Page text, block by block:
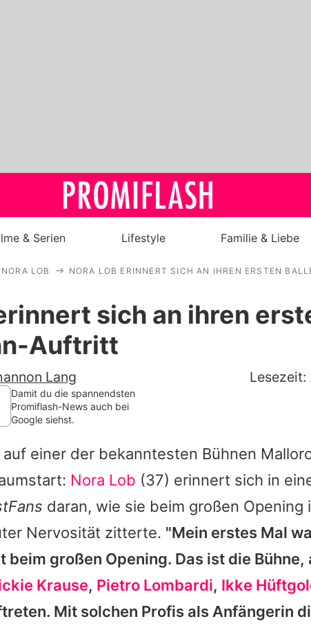
Royals
Stars
Filme & Serien
Familie & Liebe
App runterladen
Team
Redaktionelle Richtlinien
Impressum
& Serien Lifestyle Familie & Liebe
NORA LOB NORA LOB ERINNERT SICH AN IHREN ERSTEN
sich an ihren
Auftritt
Lang Lesezeit:
Damit du die spannendsten
Promiflash-News auch bei
Google siehst.
einer der bekanntesten Bühnen
Nora Lob (37) erinnert sich in
daran, wie sie beim großen Opening
Nervosität zitterte. "Mein erstes Mal
beim großen Opening. Das ist die Bühne,
Krause, Pietro Lombardi, Ikke
Mit solchen Profis als Anfängerin